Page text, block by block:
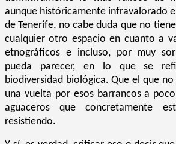
aunque históricamente infravalorado
de Tenerife, no cabe duda que no
cualquier otro espacio en cuanto a
etnográficos e incluso, por muy
pueda parecer, en lo que se
biodiversidad biológica. Que el que
una vuelta por esos barrancos a
aguaceros que concretamente
resistiendo.